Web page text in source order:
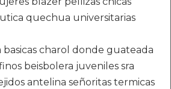
quechua universitarias
basicas charol donde guateada
beisbolera juveniles sra
antelina señoritas termicas